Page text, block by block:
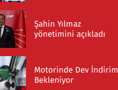
Şahin Yılmaz
yönetimini açıkladı
Motorinde Dev İndirim
Bekleniyor